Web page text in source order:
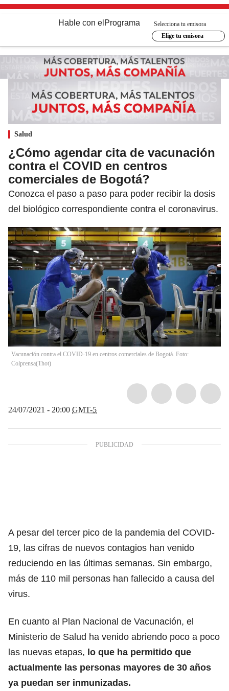
Hable con el Programa
Selecciona tu emisora
Elige tu emisora
Salud
¿Cómo agendar cita de vacunación
contra el COVID en centros
comerciales de Bogotá?
Conozca el paso a paso para poder recibir la dosis
del biológico correspondiente contra el coronavirus.
Vacunación contra el COVID-19 en centros comerciales de Bogotá. Foto:
Colprensa(Thot)
24/07/2021 - 20:00 GMT-5
A pesar del tercer pico de la pandemia del COVID-
19, las cifras de nuevos contagios han venido
reduciendo en las últimas semanas. Sin embargo,
más de 110 mil personas han fallecido a causa del
virus.
En cuanto al Plan Nacional de Vacunación, el
Ministerio de Salud ha venido abriendo poco a poco
las nuevas etapas, lo que ha permitido que
actualmente las personas mayores de 30 años
ya puedan ser inmunizadas.